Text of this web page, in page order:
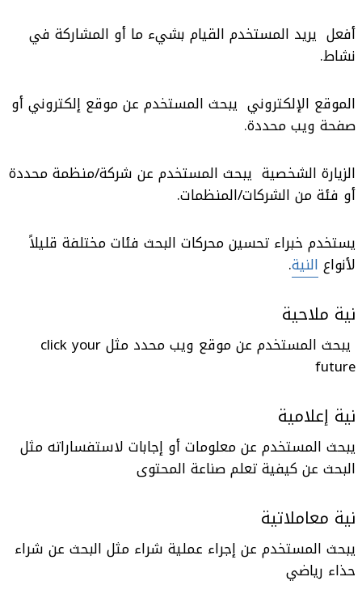
أفعل يريد المستخدم القيام بشيء ما أو المشاركة في
نشاط.
الموقع الإلكتروني يبحث المستخدم عن موقع إلكتروني أو
صفحة ويب محددة.
الزيارة الشخصية يبحث المستخدم عن شركة/منظمة محددة
أو فئة من الشركات/المنظمات.
يستخدم خبراء تحسين محركات البحث فئات مختلفة قليلاً
لأنواع النية.
نية ملاحية
يبحث المستخدم عن موقع ويب محدد مثل click your
future
نية إعلامية
يبحث المستخدم عن معلومات أو إجابات لاستفساراته مثل
البحث عن كيفية تعلم صناعة المحتوى
نية معاملاتية
يبحث المستخدم عن إجراء عملية شراء مثل البحث عن شراء
حذاء رياضي